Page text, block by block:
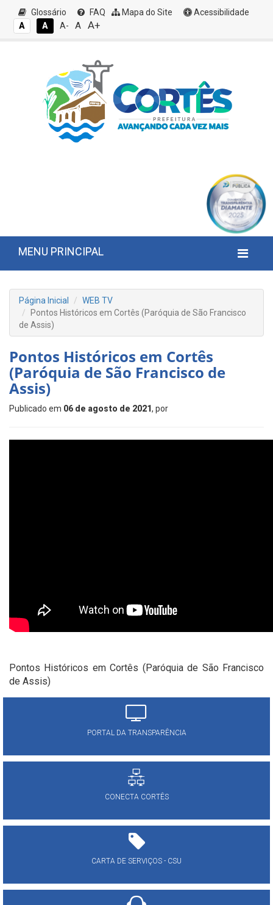
Glossário FAQ Mapa do Site
Acessibilidade
A
A A- A A+
MENU PRINCIPAL
Página Inicial
WEB TV
Pontos Históricos em Cortês (Paróquia de São Francisco
de Assis)
Pontos Históricos em Cortês
(Paróquia de São Francisco de
Assis)
Publicado em 06 de agosto de 2021, por
Pontos Históricos em Cortês (Paróquia de São Francisco
de Assis)
PORTAL DA TRANSPARÊNCIA
CONECTA CORTÊS
CARTA DE SERVIÇOS - CSU